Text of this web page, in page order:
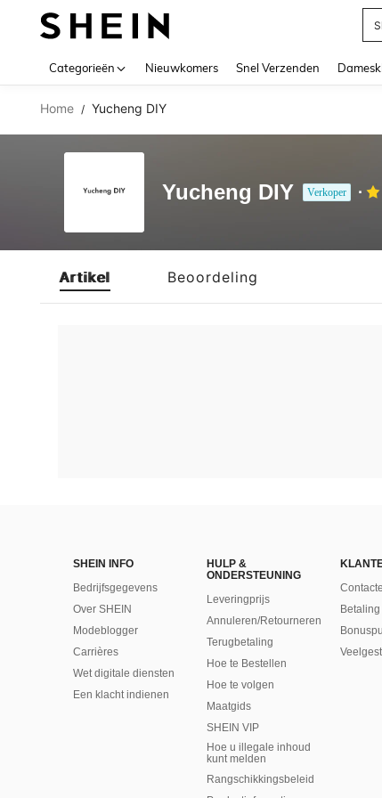
Categorieën Nieuwkomers Snel Verzenden
Home / Yucheng DIY
Yucheng DIY Verkoper
Artikel Beoordeling
SHEIN INFO
Bedrijfsgegevens
Over SHEIN
Modeblogger
Carrières
Wet digitale diensten
Een klacht indienen
HULP &
ONDERSTEUNING
Leveringprijs
Annuleren/Retourneren
Terugbetaling
Hoe te Bestellen
Hoe te volgen
Maatgids
SHEIN VIP
Hoe u illegale inhoud
kunt melden
Rangschikkingsbeleid